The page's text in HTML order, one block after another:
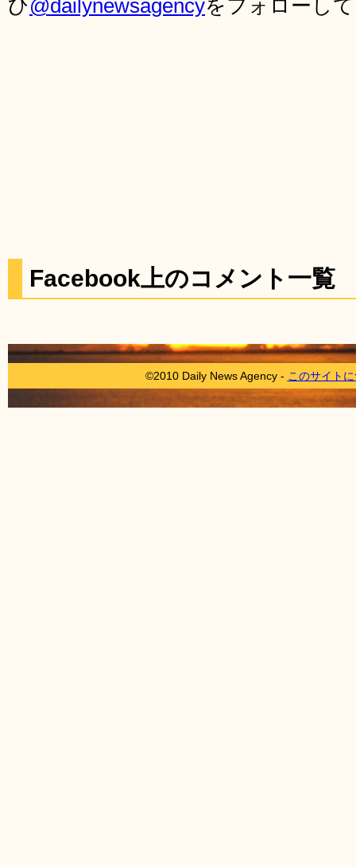
ひ@dailynewsagencyをフォローし
Facebook上のコメント一覧
©2010 Daily News Agency - このサイト